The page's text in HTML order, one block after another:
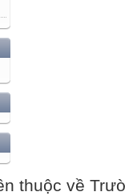
thuộc về